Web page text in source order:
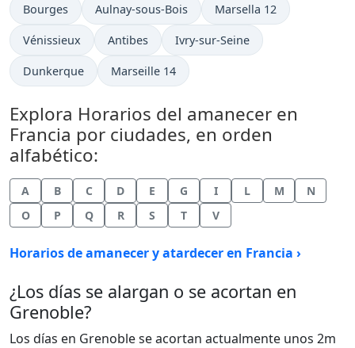
Bourges Aulnay-sous-Bois Marsella 12
Vénissieux Antibes Ivry-sur-Seine
Dunkerque Marseille 14
Explora Horarios del amanecer en
Francia por ciudades, en orden
alfabético:
A B C D E G I L M
N
O
P Q R S T V
Horarios de amanecer y atardecer en Francia ›
¿Los días se alargan o se acortan en
Grenoble?
Los días en Grenoble se acortan actualmente unos 2m